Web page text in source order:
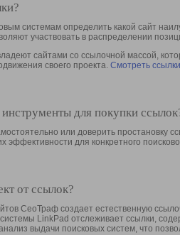
системам определить какой сайт
участвовать в раcпределении
сайтами со ссылочной массой,
своего проекта. Смотреть
для покупки
или доверить простановку
эффективности для конкретного
от ссылок?
СеоТраф создает естественную
LinkPad отслеживает ссылки,
выдачи поисковых систем, что